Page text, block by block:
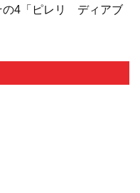
4「ピレリ ディアブ